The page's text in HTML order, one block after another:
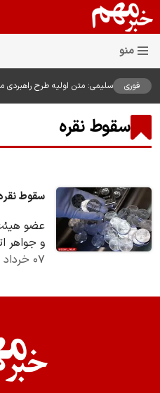
فوری
سلیمی: متن اولیه طرح راهبردی
سقوط نقره
سقوط
عضو
و جواهر
۰۷ خرداد ۱۴۰۵